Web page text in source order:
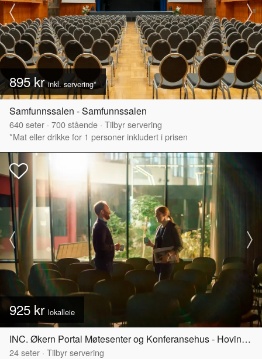
895 krinkl. servering*
Samfunnssalen - Samfunnssalen
640seter · 700stående · Tilbyr servering
*Mat eller drikke for 1 personer inkludert i prisen
925 kr lokalleie
INC. Økern Portal Møtesenter og Konferansehus - Hovinbyen
24seter · Tilbyr servering